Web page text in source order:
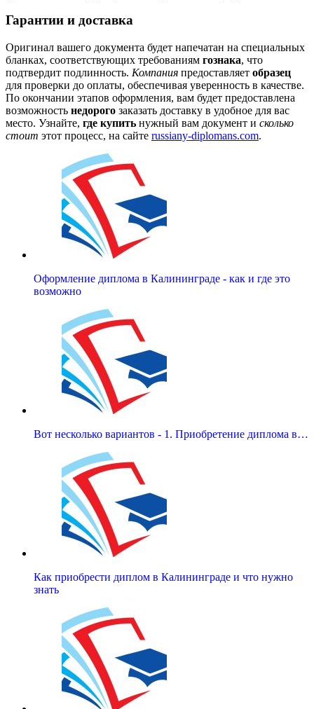
Гарантии и доставка
Оригинал вашего документа будет напечатан на специальных
бланках, соответствующих требованиям гознака, что
подтвердит подлинность. Компания предоставляет образец
для проверки до оплаты, обеспечивая уверенность в качестве.
По окончании этапов оформления, вам будет предоставлена
возможность недорого заказать доставку в удобное для вас
место. Узнайте, где купить нужный вам документ и сколько
стоит этот процесс, на сайте russiany-diplomans.com.
Оформление диплома в Калининграде - как и где это
возможно
Вот несколько вариантов - 1. Приобретение диплома в…
Как приобрести диплом в Калининграде и что нужно
знать